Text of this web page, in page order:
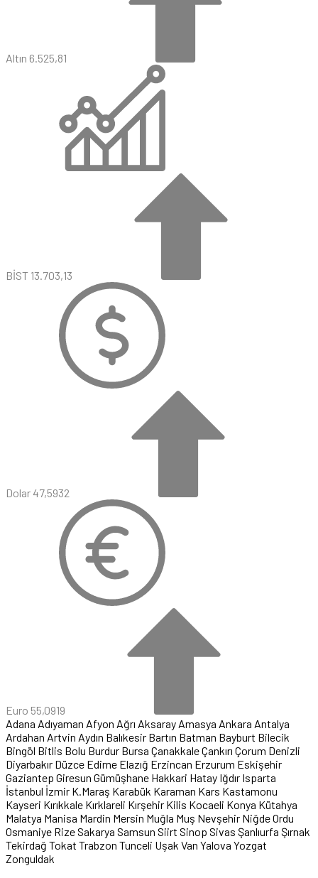
Altın 6.525,81
BİST 13.703,13
Dolar 47,5932
Euro 55,0919
Adana Adıyaman Afyon Ağrı Aksaray Amasya Ankara Antalya
Ardahan Artvin Aydın Balıkesir Bartın Batman Bayburt Bilecik
Bingöl Bitlis Bolu Burdur Bursa ÇanakkaleÇankırı Çorum Denizli
Diyarbakır Düzce Edirne Elazığ Erzincan Erzurum Eskişehir
Gaziantep Giresun Gümüşhane Hakkari Hatay Iğdır Isparta
İstanbul İzmir K.Maraş Karabük Karaman Kars Kastamonu
Kayseri Kırıkkale Kırklareli Kırşehir Kilis Kocaeli Konya Kütahya
Malatya Manisa Mardin Mersin Muğla Muş Nevşehir NiğdeOrdu
Osmaniye RizeSakarya Samsun Siirt Sinop Sivas Şanlıurfa Şırnak
Tekirdağ Tokat Trabzon Tunceli Uşak Van Yalova Yozgat
Zonguldak